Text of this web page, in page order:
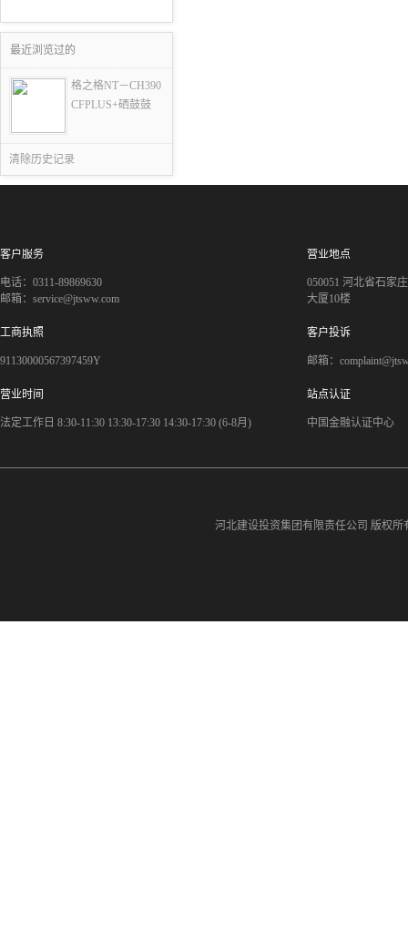
最近浏览过的
格之格NT－CH390
CFPLUS+硒鼓鼓
清除历史记录
客户服务
电话：0311-89869630
邮箱：service@jtsww.com
营业地点
050051 河北省石家
大厦10楼
工商执照
91130000567397459Y
客户投诉
邮箱：
营业时间
法定工作日 8:30-11:30 13:30-17:30 14:30-17:30 (6-8月)
站点认证
中国金融认证中心
河北建设投资集团有限责任公司 版权所